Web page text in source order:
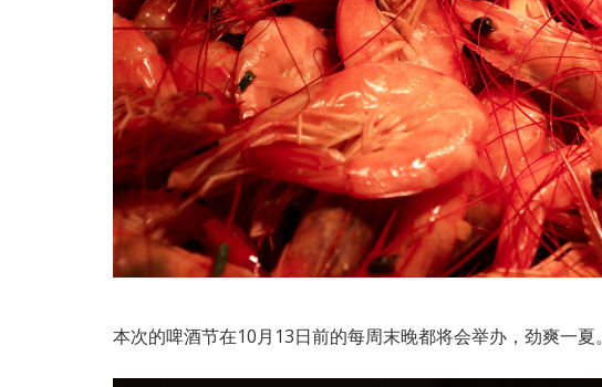
本次的啤酒节在10月13日前的每周末晚都将会举办，劲爽一夏。